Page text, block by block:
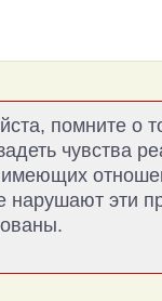
помните о
чувства
имеющих
нарушают эти